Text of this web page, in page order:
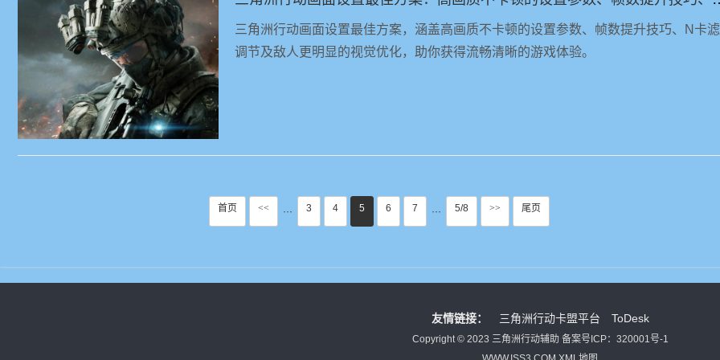
三角洲行动画面设置最佳方案，涵盖高画质不卡顿的设置参数、帧数提升技巧、N卡
调节及敌人更明显的视觉优化，助你获得流畅清晰的游戏体验。
首页 << ··· 3 4 5 6 7 ··· 5/8 >> 尾页
友情链接： 三角洲行动卡盟平台 ToDesk
Copyright © 2023 三角洲行动辅助 备案号ICP：320001号-1